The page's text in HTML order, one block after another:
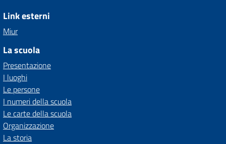
Link esterni
Miur
La scuola
Presentazione
I luoghi
Le persone
I numeri della scuola
Le carte della scuola
Organizzazione
La storia